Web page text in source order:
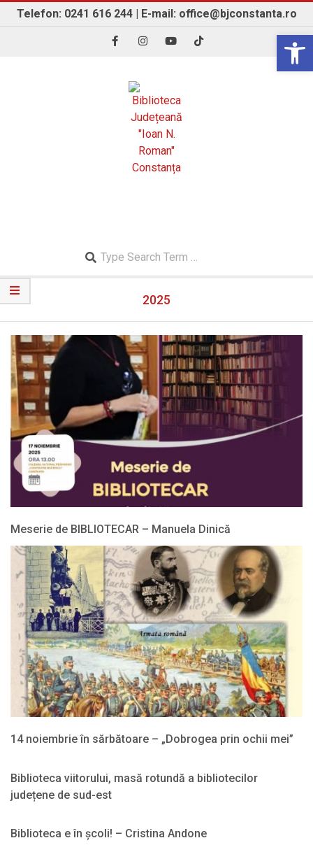
SkipTelefon: 0241 616 244 | E-mail: office@bjconstanta.ro
Search
Secondary
Navigation
2025
Meserie de BIBLIOTECAR – Manuela Dinică
2025-
17
14 noiembrie în sărbătoare – „Dobrogea prin ochii mei”
11-
17
Biblioteca viitorului, masă rotundă a bibliotecilor
județene de sud-est
11-
Biblioteca e în școli! – Cristina Andone